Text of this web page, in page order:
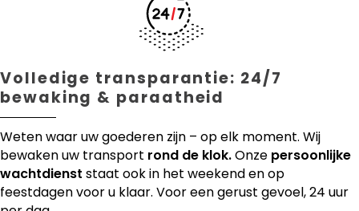
Volledige transparantie: 24/7
bewaking & paraatheid
Weten waar uw goederen zijn – op elk moment. Wij
bewaken uw transport rond de klok.Onze persoonlijke
wachtdienst staat ook in het weekend en op
feestdagen voor u klaar. Voor een gerust gevoel, 24 uur